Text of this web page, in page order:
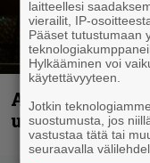
Anthrax vie
uudella
laitteellesi
vierailit, IP-
Pääset tutustumaan
Hylkääminen voi
käytettävyyteen.
Jotkin
suostumusta, jos
vastustaa tätä tai
seuraavalla